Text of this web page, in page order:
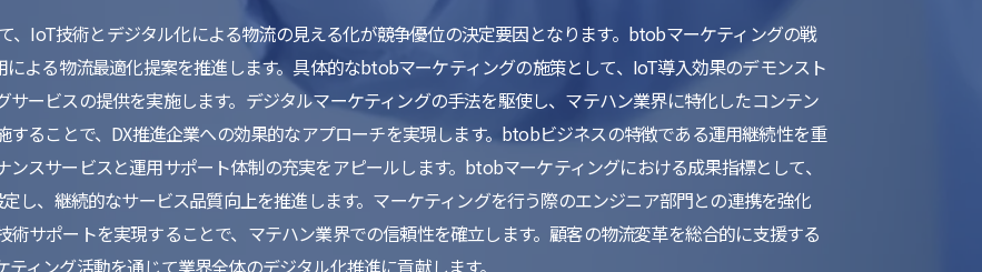
、IoT技術とデジタル化による物流の見える化が競争優位の決定要因となります。btobマーケティングの戦
よる物流最適化提案を推進します。具体的なbtobマーケティングの施策として、IoT導入効果のデモンスト
サービスの提供を実施します。デジタルマーケティングの手法を駆使し、マテハン業界に特化したコンテン
することで、DX推進企業への効果的なアプローチを実現します。btobビジネスの特徴である運用継続性を重
スサービスと運用サポート体制の充実をアピールします。btobマーケティングにおける成果指標として、
し、継続的なサービス品質向上を推進します。マーケティングを行う際のエンジニア部門との連携を強化
術サポートを実現することで、マテハン業界での信頼性を確立します。顧客の物流変革を総合的に支援する
ィング活動を通じて業界全体のデジタル化推進に貢献します。